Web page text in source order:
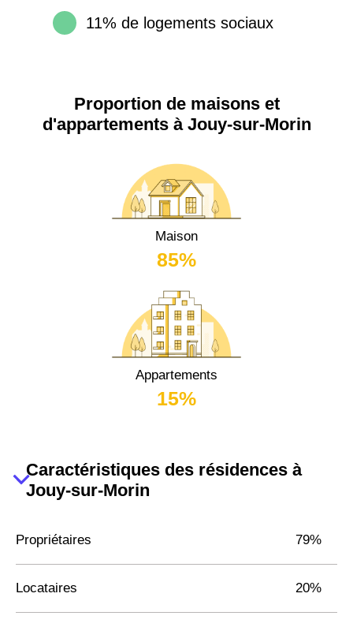
11% de logements sociaux
Proportion de maisons et
d'appartements à Jouy-sur-Morin
Maison
85%
Appartements
15%
Caractéristiques des résidences à
Jouy-sur-Morin
Propriétaires 79%
Locataires 20%